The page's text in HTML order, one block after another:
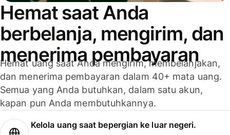
Hemat saat Anda
berbelanja, mengirim, dan
menerima pembayaran
Hemat uang saat Anda mengirim, membelanjakan,
dan menerima pembayaran dalam 40+ mata uang.
Semua yang Anda butuhkan, dalam satu akun,
kapan pun Anda membutuhkannya.
Kelola uang saat bepergian ke luar negeri.